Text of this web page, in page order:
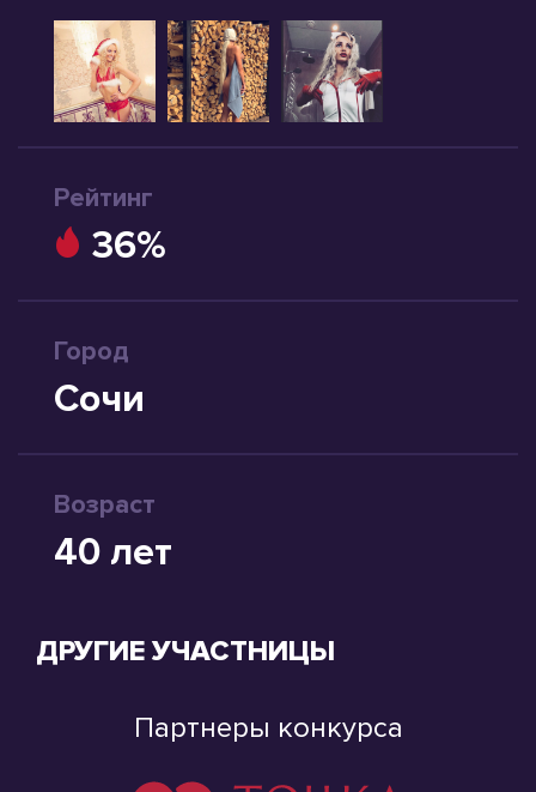
Рейтинг
36%
Город
Сочи
Возраст
40 лет
ДРУГИЕ УЧАСТНИЦЫ
Партнеры конкурса